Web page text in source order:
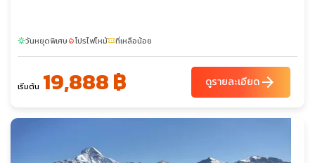
sunnyวันหยุดพิเศษlocal_fire_departmentโปรไฟไหม้confirmation_numberที่เหลือน้อย
เริ่มต้น 19,888 ฿ ดูรายละเอียดarrow_forward